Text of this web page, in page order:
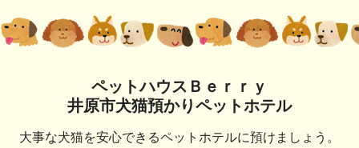
ペットハウスＢｅｒｒｙ
井原市犬猫預かりペットホテル
大事な犬猫を安心できるペットホテルに預けましょう。